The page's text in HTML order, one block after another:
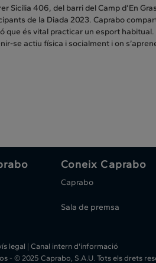
Sicília 406, del barri del Camp d’En
de la Diada 2023. Caprabo
que és vital practicar un esport
se actiu física i socialment i on
Coneix Caprabo
Caprabo
Sala de premsa
legal | Canal intern d'informació
- © 2025 Caprabo, S.A.U. Tots els drets